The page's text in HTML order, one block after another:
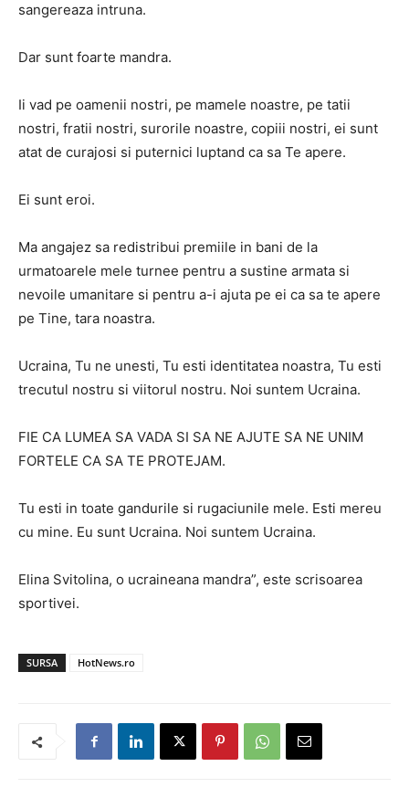
sangereaza intruna.
Dar sunt foarte mandra.
Ii vad pe oamenii nostri, pe mamele noastre, pe tatii
nostri, fratii nostri, surorile noastre, copiii nostri, ei sunt
atat de curajosi si puternici luptand ca sa Te apere.
Ei sunt eroi.
Ma angajez sa redistribui premiile in bani de la
urmatoarele mele turnee pentru a sustine armata si
nevoile umanitare si pentru a-i ajuta pe ei ca sa te apere
pe Tine, tara noastra.
Ucraina, Tu ne unesti, Tu esti identitatea noastra, Tu esti
trecutul nostru si viitorul nostru. Noi suntem Ucraina.
FIE CA LUMEA SA VADA SI SA NE AJUTE SA NE UNIM
FORTELE CA SA TE PROTEJAM.
Tu esti in toate gandurile si rugaciunile mele. Esti mereu
cu mine. Eu sunt Ucraina. Noi suntem Ucraina.
Elina Svitolina, o ucraineana mandra”, este scrisoarea
sportivei.
SURSA HotNews.ro